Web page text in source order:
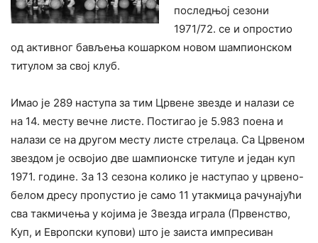
последњој сезони
1971/72. се и опростио
од активног бављења кошарком новом шампионском
титулом за свој клуб.
Имао је 289 наступа за тим Црвене звезде и налази се
на 14. месту вечне листе. Постигао је 5.983 поена и
налази се на другом месту листе стрелаца. Са Црвеном
звездом је освојио две шампионске титуле и један куп
1971. године. За 13 сезона колико је наступао у црвено-
белом дресу пропустио је само 11 утакмица рачунајући
сва такмичења у којима је Звезда играла (Првенство,
Куп, и Европски купови) што је заиста импресиван